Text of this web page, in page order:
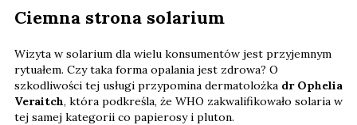
Ciemna strona solarium
Wizyta w solarium dla wielu konsumentów jest przyjemnym
rytuałem. Czy taka forma opalania jest zdrowa? O
szkodliwości tej usługi przypomina dermatolożka dr Ophelia
Veraitch, która podkreśla, że WHO zakwalifikowało solaria w
tej samej kategorii co papierosy i pluton.